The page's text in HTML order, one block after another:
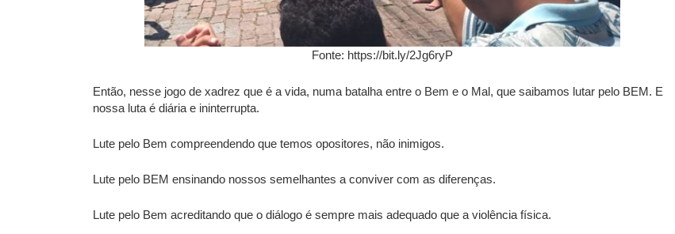
Fonte: https://bit.ly/2Jg6ryP
Então, nesse jogo de xadrez que é a vida, numa batalha entre o Bem e o Mal, que saibamos lutar pelo BEM. E
nossa luta é diária e ininterrupta.
Lute pelo Bem compreendendo que temos opositores, não inimigos.
Lute pelo BEM ensinando nossos semelhantes a conviver com as diferenças.
Lute pelo Bem acreditando que o diálogo é sempre mais adequado que a violência física.